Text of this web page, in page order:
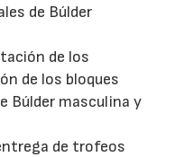
de Búlder
de los
de los bloques
Búlder masculina y
de trofeos